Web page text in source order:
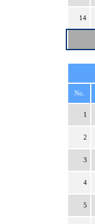
14
No.
1
2
3
4
5